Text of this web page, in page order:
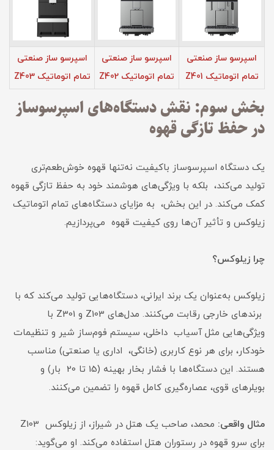
اسپرسو ساز صنعتی
تمام اتوماتیک Z401
اسپرسو ساز صنعتی
تمام اتوماتیک Z402
اسپرسو ساز صنعتی
تمام اتوماتیک Z403
بخش سوم: نقش دستگاه‌های اسپرسوساز
در حفظ تازگی قهوه
یک دستگاه اسپرسوساز باکیفیت نه‌تنها قهوه خوش‌طعم‌تری
تولید می‌کند، بلکه با ویژگی‌های هوشمند خود به حفظ تازگی قهوه
کمک می‌کند. در این بخش، به مزایای دستگاه‌های تمام اتوماتیک
زیلوکس و تأثیر آن‌ها روی کیفیت قهوه می‌پردازیم.
چرا زیلوکس؟
زیلوکس به‌عنوان یک برند ایرانی، دستگاه‌هایی تولید می‌کند که با
برندهای خارجی رقابت می‌کنند. مدل‌های Z103 و Z301 با
ویژگی‌هایی مثل آسیاب داخلی، سیستم فوم‌ساز شیر و تنظیمات
خودکار، برای هر نوع کاربری (خانگی، اداری یا صنعتی) مناسب
هستند. این دستگاه‌ها با فشار بخار بهینه (15 تا 20 بار) و
بویلرهای قوی، عصاره‌گیری کامل قهوه را تضمین می‌کنند.
مثال واقعی:
محمد، صاحب یک هتل در شیراز، از زیلوکس Z103
برای سرو قهوه در رستوران هتل استفاده می‌کند. او می‌گوید: